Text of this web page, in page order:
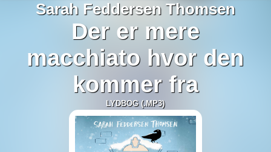
Sarah Feddersen Thomsen
Der er mere
macchiato hvor den
kommer fra
LYDBOG (.MP3)